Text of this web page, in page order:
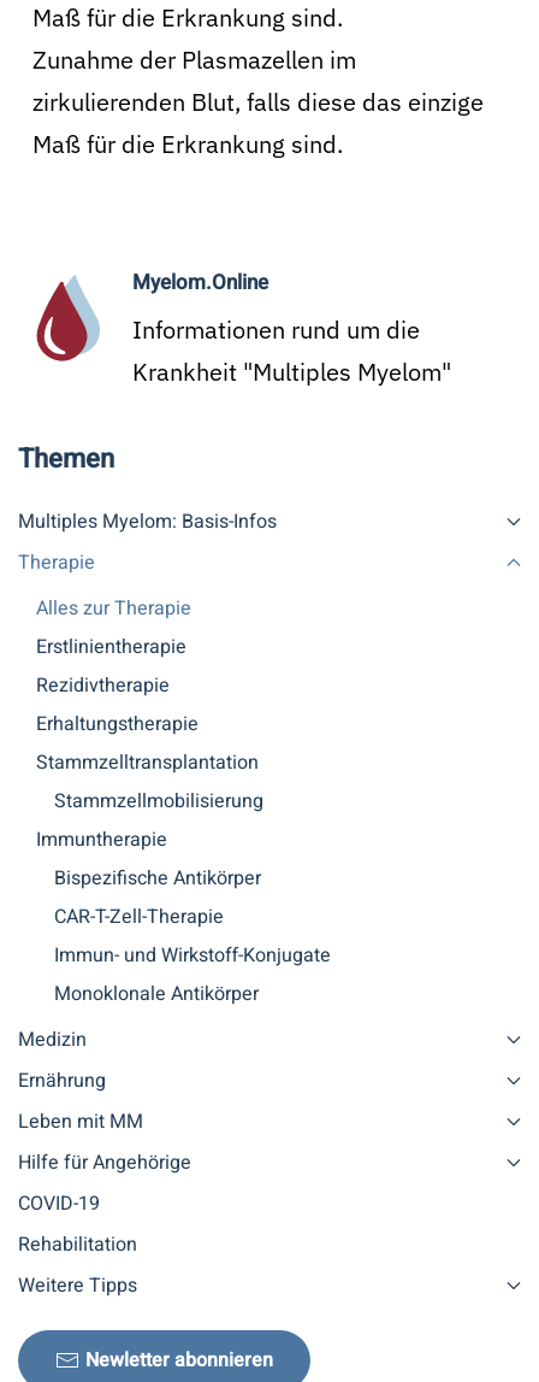
Maß für die Erkrankung sind.
Zunahme der Plasmazellen im
zirkulierenden Blut, falls diese das einzige
Maß für die Erkrankung sind.
Myelom.Online
Informationen rund um die
Krankheit "Multiples Myelom"
Themen
Multiples Myelom: Basis-Infos
Therapie
Alles zur Therapie
Erstlinientherapie
Rezidivtherapie
Erhaltungstherapie
Stammzelltransplantation
Stammzellmobilisierung
Immuntherapie
Bispezifische Antikörper
CAR-T-Zell-Therapie
Immun- und Wirkstoff-Konjugate
Monoklonale Antikörper
Medizin
Ernährung
Leben mit MM
Hilfe für Angehörige
COVID-19
Rehabilitation
Weitere Tipps
Newletter abonnieren